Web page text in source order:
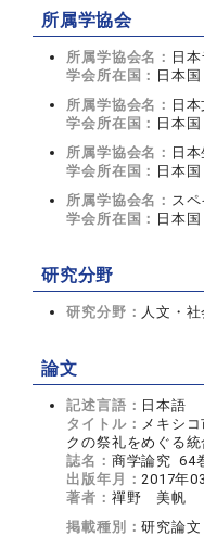
所属学協会
所属学協会名： 日
学会所在国： 日本国
所属学協会名： 日
学会所在国： 日本国
所属学協会名： 日
学会所在国： 日本国
所属学協会名： ス
学会所在国： 日本国
研究分野
研究分野： 人文・
論文
記述言語： 日本語
タイトル： メキシ
クの祭礼をめぐる統
誌名： 商学論究 64
出版年月：2017年
著者： 禪野 美帆
掲載種別：研究論文